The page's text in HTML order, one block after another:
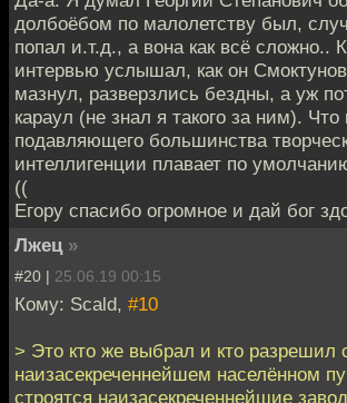
долбоёбом по малолетству был,
попал и.т.д., а вона как всё сложно..
интервью услышал, как он
мазнул, разверзлись бездны, а уж
караул (не знал я такого за ним).
подавляющего большинства
интеллигенции плавает по
((
Егору спасибо огромное и дай бог
Лжец »
#20 | 25.06.19 00:15
Кому: Scald, #10
> Это кто же выбрал и кто разрешил
наизасекреченнейшем населённом
строятся наизасекреченнейшие